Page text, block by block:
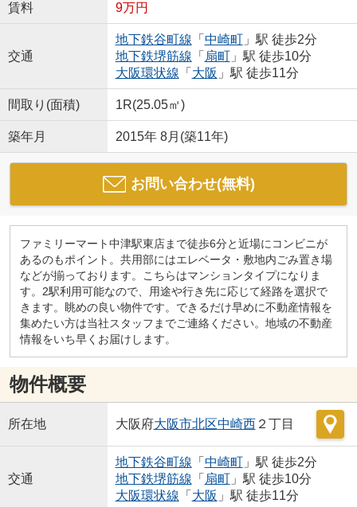
賃料 9万円
交通
地下鉄谷町線 「 中崎町」駅 徒歩2分
地下鉄堺筋線 「 扇町」駅 徒歩10分
大阪環状線 「 大阪 」駅 徒歩11分
間取り(面積) 1R(25.05㎡)
築年月 2015年 8月(築11年)
お問い合わせ(無料)
ファミリーマート中津駅東店まで徒歩6分と近場にコンビニが
あるのもポイント。共用部にはエレベータ・敷地内ごみ置き場
などが揃っております。こちらはマンションタイプになりま
す。2駅利用可能なので、用途や行き先に応じて経路を選択で
きます。眺めの良い物件です。できるだけ早めに不動産情報を
集めたい方は当社スタッフまでご連絡ください。地域の不動産
情報をいち早くお届けします。
物件概要
所在地 大阪府大阪市北区中崎西２丁目
交通
地下鉄谷町線 「 中崎町」駅 徒歩2分
地下鉄堺筋線 「 扇町」駅 徒歩10分
大阪環状線 「 大阪 」駅 徒歩11分